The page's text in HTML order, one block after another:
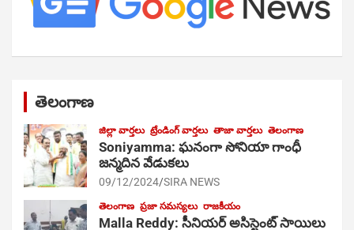
తెలంగాణ
జిల్లా వార్తలు ట్రేండింగ్ వార్తలు తాజా వార్తలు తెలంగాణ
Soniyamma: ఘ‌నంగా సోనియా గాంధీ
జ‌న్మ‌దిన వేడుక‌లు
09/12/2024 SIRA NEWS
తెలంగాణ ప్రజా సమస్యలు రాజకీయం
Malla Reddy: సీనియర్ అసిస్టెంట్ సాయిలు